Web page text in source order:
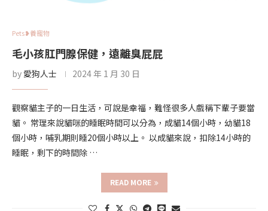
Pets❥養寵物
毛小孩肛門腺保健，遠離臭屁屁
by 愛狗人士 2024 年 1 月 30 日
觀察貓主子的一日生活，可說是幸福，難怪很多人戲稱下輩子要當
貓。 常理來說貓咪的睡眠時間可以分為，成貓14個小時，幼貓18
個小時，哺乳期則睡20個小時以上。 以成貓來說，扣除14小時的
睡眠，剩下的時間除 …
READ MORE